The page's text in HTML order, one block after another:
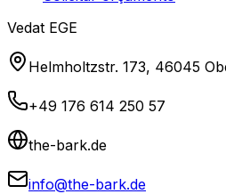
Vedat EGE
Helmholtzstr. 173, 46045
+49 176 614 250 57
the-bark.de
info@the-bark.de